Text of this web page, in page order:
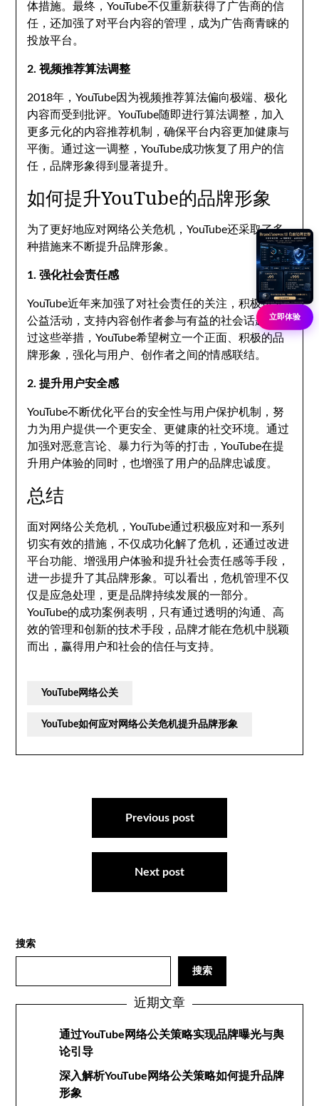
体措施。最终，YouTube不仅重新获得了广告商的信
任，还加强了对平台内容的管理，成为广告商青睐的
投放平台。
2. 视频推荐算法调整
2018年，YouTube因为视频推荐算法偏向极端、极化
内容而受到批评。YouTube随即进行算法调整，加入
更多元化的内容推荐机制，确保平台内容更加健康与
平衡。通过这一调整，YouTube成功恢复了用户的信
任，品牌形象得到显著提升。
如何提升YouTube的品牌形象
为了更好地应对网络公关危机，YouTube还采取了多
种措施来不断提升品牌形象。
1. 强化社会责任感
YouTube近年来加强了对社会责任的关注，积极投入
公益活动，支持内容创作者参与有益的社会话题。通
过这些举措，YouTube希望树立一个正面、积极的品
牌形象，强化与用户、创作者之间的情感联结。
2. 提升用户安全感
YouTube不断优化平台的安全性与用户保护机制，努
力为用户提供一个更安全、更健康的社交环境。通过
加强对恶意言论、暴力行为等的打击，YouTube在提
升用户体验的同时，也增强了用户的品牌忠诚度。
总结
面对网络公关危机，YouTube通过积极应对和一系列
切实有效的措施，不仅成功化解了危机，还通过改进
平台功能、增强用户体验和提升社会责任感等手段，
进一步提升了其品牌形象。可以看出，危机管理不仅
仅是应急处理，更是品牌持续发展的一部分。
YouTube的成功案例表明，只有通过透明的沟通、高
效的管理和创新的技术手段，品牌才能在危机中脱颖
而出，赢得用户和社会的信任与支持。
YouTube网络公关
YouTube如何应对网络公关危机提升品牌形象
Previous post
Next post
搜索
搜索
近期文章
通过YouTube网络公关策略实现品牌曝光与舆
论引导
深入解析YouTube网络公关策略如何提升品牌
形象
立即体验